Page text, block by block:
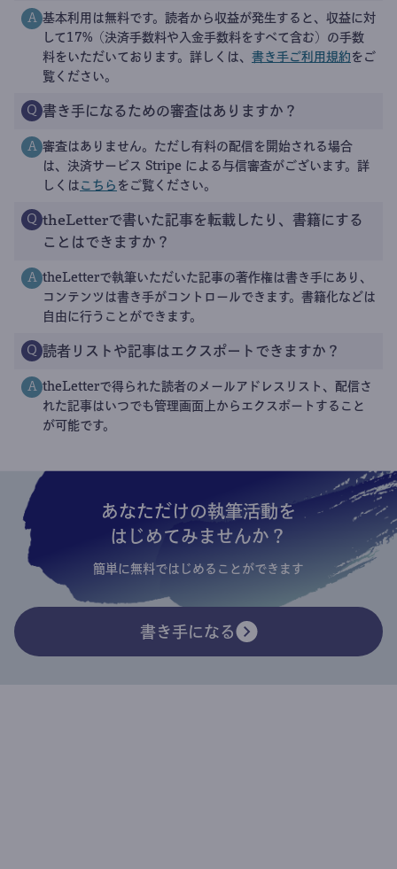
A 基本利用は無料です。読者から収益が発生すると、収益に対
して17%（決済手数料や入金手数料をすべて含む）の手数
料をいただいております。詳しくは、 書き手ご利用規約 をご
覧ください。
Q 書き手になるための審査はありますか？
A 審査はありません。ただし有料の配信を開始される場合
は、決済サービス Stripe による与信審査がございます。詳
しくは こちら をご覧ください。
Q theLetterで書いた記事を転載したり、書籍にする
ことはできますか？
A theLetterで執筆いただいた記事の著作権は書き手にあり、
コンテンツは書き手がコントロールできます。書籍化などは
自由に行うことができます。
Q 読者リストや記事はエクスポートできますか？
A theLetterで得られた読者のメールアドレスリスト、配信さ
れた記事はいつでも管理画面上からエクスポートすること
が可能です。
あなただけの執筆活動を
はじめてみませんか？
簡単に無料ではじめることができます
書き手になる